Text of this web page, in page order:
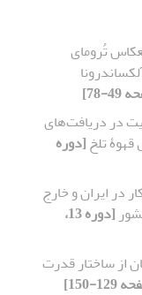
تُرومای
در دریافت‌های
تلخ[دوره
در ایران و خارج
[دوره 13،
از ساختار قدرت